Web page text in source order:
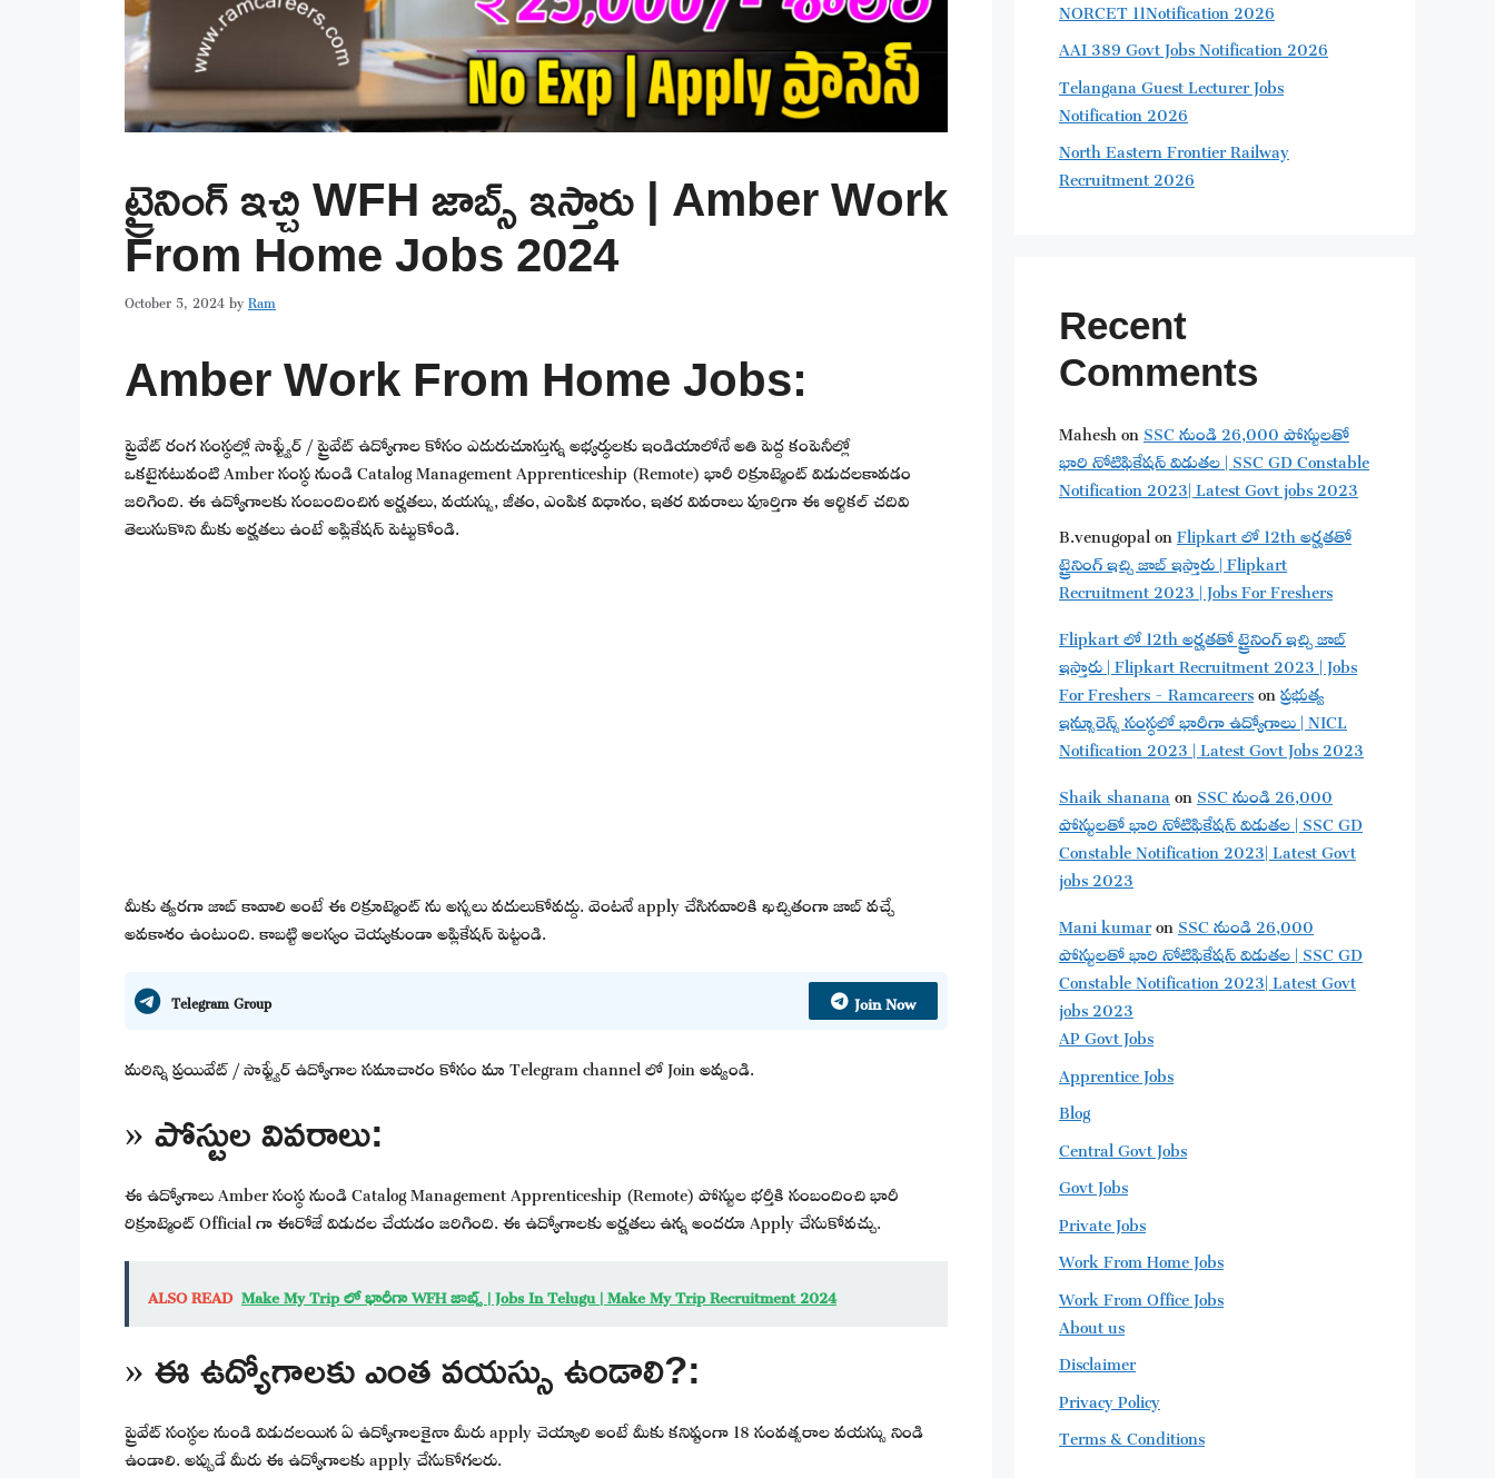
ట్రైనింగ్ ఇచ్చి WFH జాబ్స్ ఇస్తారు | Amber Work
From Home Jobs 2024
October 5, 2024byRam
Amber Work From Home Jobs:
ప్రైవేట్ రంగ సంస్థల్లో సాఫ్ట్వేర్ / ప్రైవేట్ ఉద్యోగాల కోసం ఎదురుచూస్తున్న అభ్యర్థులకు ఇండియాలోనే అతి పెద్ద కంపెనీల్లో
ఒకటైనటువంటి Amber సంస్థ నుండి Catalog Management Apprenticeship (Remote) భారీ రిక్రూట్మెంట్ విడుదలకావడం
జరిగింది. ఈ ఉద్యోగాలకు సంబందించిన అర్హతలు, వయస్సు, జీతం, ఎంపిక విధానం, ఇతర వివరాలు పూర్తిగా ఈ ఆర్టికల్ చదివి
తెలుసుకొని మీకు అర్హతలు ఉంటే అప్లికేషన్ పెట్టుకోండి.
మీకు త్వరగా జాబ్ కావాలి అంటే ఈ రిక్రూట్మెంట్ ను అస్సలు వదులుకోవద్దు. వెంటనే apply చేసినవారికి ఖచ్చితంగా జాబ్ వచ్చే
అవకాశం ఉంటుంది. కాబట్టి ఆలస్యం చెయ్యకుండా అప్లికేషన్ పెట్టండి.
Telegram Group Join Now
మరిన్ని ప్రయివేట్ / సాఫ్ట్వేర్ ఉద్యోగాల సమాచారం కోసం మా Telegram channel లో Join అవ్వండి.
» పోస్టుల వివరాలు:
ఈ ఉద్యోగాలు Amber సంస్థ నుండి Catalog Management Apprenticeship (Remote) పోస్టుల భర్తీకి సంబందించి భారీ
రిక్రూట్మెంట్ Official గా ఈరోజే విడుదల చేయడం జరిగింది. ఈ ఉద్యోగాలకు అర్హతలు ఉన్న అందరూ Apply చేసుకోవచ్చు.
ALSO READ Make My Trip లో భారీగా WFH జాబ్స్ | Jobs In Telugu | Make My Trip Recruitment 2024
» ఈ ఉద్యోగాలకు ఎంత వయస్సు ఉండాలి?:
ప్రైవేట్ సంస్థల నుండి విడుదలయిన ఏ ఉద్యోగాలకైనా మీరు apply చెయ్యాలి అంటే మీకు కనిష్టంగా 18 సంవత్సరాల వయస్సు నిండి
ఉండాలి. అప్పుడే మీరు ఈ ఉద్యోగాలకు apply చేసుకోగలరు.
NORCET 11Notification 2026
AAI 389 Govt Jobs Notification 2026
Telangana Guest Lecturer Jobs
Notification 2026
North Eastern Frontier Railway
Recruitment 2026
Recent
Comments
MaheshonSSC నుండి 26,000 పోస్టులతో
భారి నోటిఫికేషన్ విడుతల | SSC GD Constable
Notification 2023| Latest Govt jobs 2023
B.venugopalonFlipkart లో 12th అర్హతతో
ట్రైనింగ్ ఇచ్చి జాబ్ ఇస్తారు | Flipkart
Recruitment 2023 | Jobs For Freshers
Flipkart లో 12th అర్హతతో ట్రైనింగ్ ఇచ్చి జాబ్
ఇస్తారు | Flipkart Recruitment 2023 | Jobs
For Freshers - Ramcareersonప్రభుత్వ
ఇన్సూరెన్స్ సంస్థలో భారీగా ఉద్యోగాలు | NICL
Notification 2023 | Latest Govt Jobs 2023
Shaik shananaonSSC నుండి 26,000
పోస్టులతో భారి నోటిఫికేషన్ విడుతల | SSC GD
Constable Notification 2023| Latest Govt
jobs 2023
Mani kumaronSSC నుండి 26,000
పోస్టులతో భారి నోటిఫికేషన్ విడుతల | SSC GD
Constable Notification 2023| Latest Govt
jobs 2023
AP Govt Jobs
Apprentice Jobs
Blog
Central Govt Jobs
Govt Jobs
Private Jobs
Work From Home Jobs
Work From Office Jobs
About us
Disclaimer
Privacy Policy
Terms & Conditions